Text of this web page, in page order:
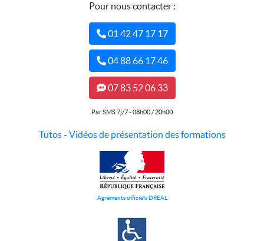
Pour nous contacter :
01 42 47 17 17
04 88 66 17 46
07 83 52 06 33
Par SMS 7j/7 - 08h00 / 20h00
Tutos- Vidéos de présentation des formations
Agréments officiels DREAL